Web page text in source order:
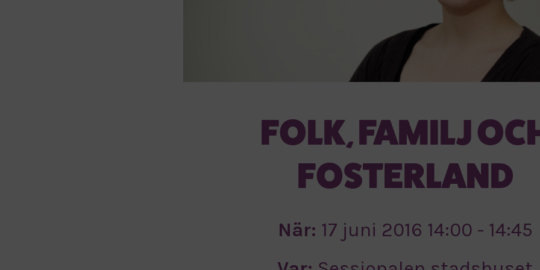
FOLK, FAMILJ
FOSTERLAND
När: 17 juni 2016 14:00 - 14:45